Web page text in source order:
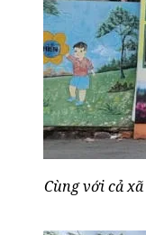
Cùng với cả